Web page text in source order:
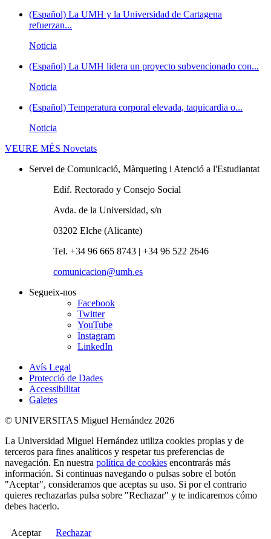
(Español) La UMH y la Universidad de Cartagena
refuerzan...
Noticia
(Español) La UMH lidera un proyecto subvencionado con...
Noticia
(Español) Temperatura corporal elevada, taquicardia o...
Noticia
VEURE MÉS Novetats
Servei de Comunicació, Màrqueting i Atenció a l'Estudiantat
Edif. Rectorado y Consejo Social
Avda. de la Universidad, s/n
03202 Elche (Alicante)
Tel. +34 96 665 8743 | +34 96 522 2646
comunicacion@umh.es
Segueix-nos
Facebook
Twitter
YouTube
Instagram
LinkedIn
Avís Legal
Protecció de Dades
Accessibilitat
Galetes
© UNIVERSITAS Miguel Hernández 2026
La Universidad Miguel Hernández utiliza cookies propias y de
terceros para fines analíticos y respetar tus preferencias de
navegación. En nuestra política de cookies encontrarás más
información. Si continuas navegando o pulsas sobre el botón
"Aceptar", consideramos que aceptas su uso. Si por el contrario
quieres rechazarlas pulsa sobre "Rechazar" y te indicaremos cómo
debes hacerlo.
Aceptar Rechazar